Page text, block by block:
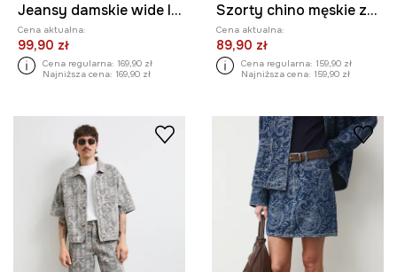
Jeansy damskie wide leg gładkie
Cena aktualna:
99,90 zł
Cena regularna: 169,90 zł
Najniższa cena: 169,90 zł
Szorty chino męskie z lnem
Cena aktualna:
89,90 zł
Cena regularna: 159,90 zł
Najniższa cena: 159,90 zł